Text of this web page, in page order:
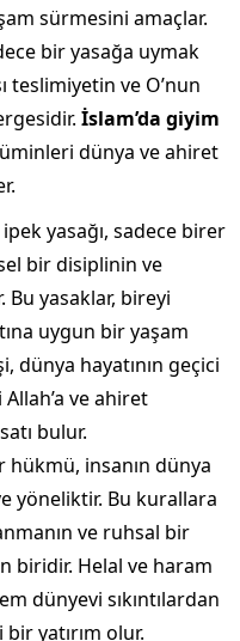
sürmesini amaçlar.
bir yasağa uymak
teslimiyetin ve O’nun
İslam’da giyim
dünya ve ahiret
yasağı, sadece birer
bir disiplinin ve
Bu yasaklar, bireyi
uygun bir yaşam
dünya hayatının geçici
ve ahiret
bulur.
hükmü, insanın dünya
yöneliktir. Bu kurallara
ve ruhsal bir
biridir. Helal ve haram
dünyevi sıkıntılardan
yatırım olur.